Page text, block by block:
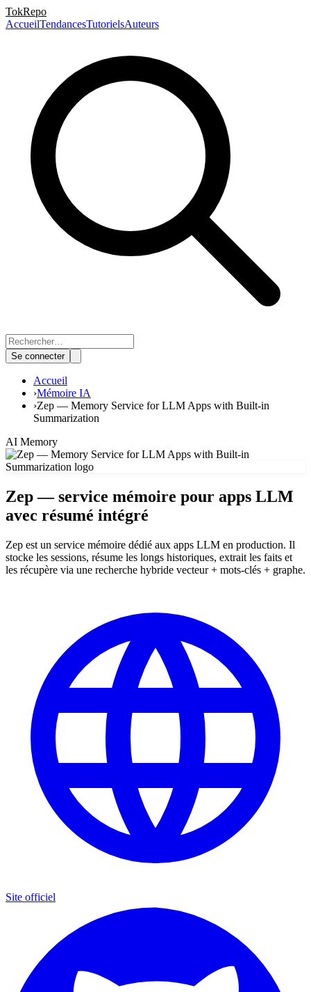
TokRepo
AccueilTendancesTutorielsAuteurs
Se connecter
Accueil
›Mémoire IA
›Zep — Memory Service for LLM Apps with Built-in
Summarization
AI Memory
Zep — service mémoire pour apps LLM
avec résumé intégré
Zep est un service mémoire dédié aux apps LLM en production. Il
stocke les sessions, résume les longs historiques, extrait les faits et
les récupère via une recherche hybride vecteur + mots-clés + graphe.
Site officiel